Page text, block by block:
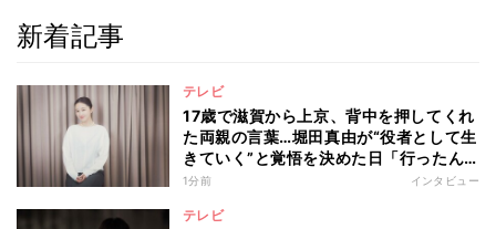
新着記事
テレビ
17歳で滋賀から上京、背中を押してくれ
た両親の言葉…堀田真由が“役者として生
きていく”と覚悟を決めた日「行ったん
やったら、もう帰られへんな」
1分前 インタビュー
テレビ